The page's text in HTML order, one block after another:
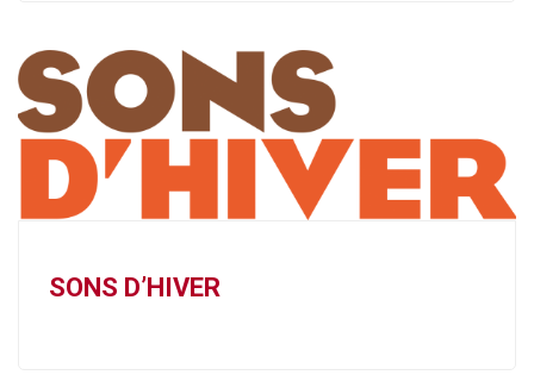
SONS D’HIVER